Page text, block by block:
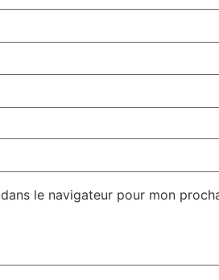
le navigateur pour mon